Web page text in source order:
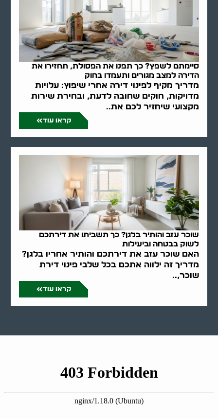
סיימתם לשפץ? כך תפנו את הפסולת, תחזירו את
הדירה למצב מגורים ותעמדו בחוק
מדריך מקיף לפינוי דירה אחרי שיפוץ: עלויות
מדויקות, חוקים שחובה לדעת, ובחירת שירות
מקצועי שיחזיר לכם את..
קראו עוד
שוכר עזב והותיר בלגן? כך תשביתו את דירתכם
לשוק בבטחה וביעילות
האם שוכר עזב את דירתכם והותיר אחריו בלגן?
מדריך זה ילווה אתכם בכל שלבי פינוי דירת
שוכר,..
קראו עוד